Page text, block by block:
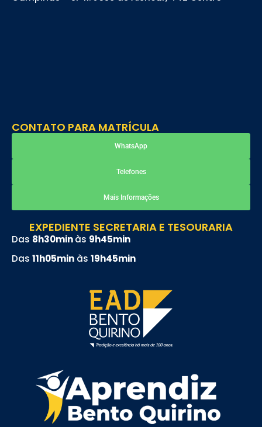
CONTATO PARA MATRÍCULA
WhatsApp
Telefones
Mais Informações
EXPEDIENTE SECRETARIA E TESOURARIA
Das 8h30minàs 9h45min
Das 11h05min às 19h45min